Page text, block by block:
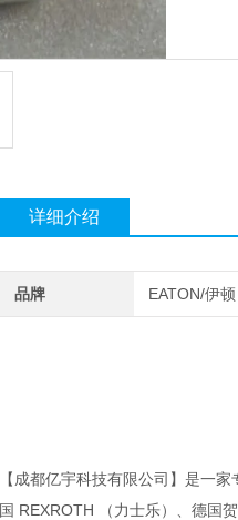
详细介绍
品牌 EATON/伊顿
【成都亿宇科技有限公司】是一
国 REXROTH （力士乐）、德国